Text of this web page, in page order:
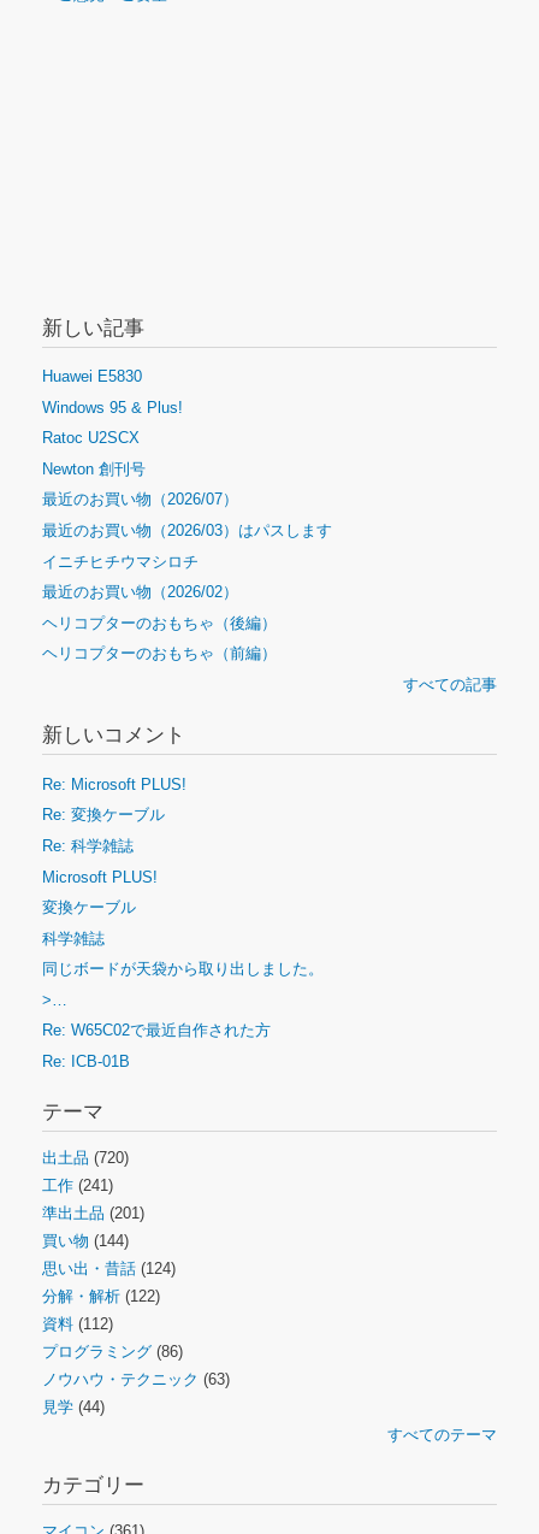
新しい記事
Huawei E5830
Windows 95 & Plus!
Ratoc U2SCX
Newton 創刊号
最近のお買い物（2026/07）
最近のお買い物（2026/03）はパスします
イニチヒチウマシロチ
最近のお買い物（2026/02）
ヘリコプターのおもちゃ（後編）
ヘリコプターのおもちゃ（前編）
すべての記事
新しいコメント
Re: Microsoft PLUS!
Re: 変換ケーブル
Re: 科学雑誌
Microsoft PLUS!
変換ケーブル
科学雑誌
同じボードが天袋から取り出しました。
>…
Re: W65C02で最近自作された方
Re: ICB-01B
テーマ
出土品 (720)
工作 (241)
準出土品 (201)
買い物 (144)
思い出・昔話 (124)
分解・解析 (122)
資料 (112)
プログラミング (86)
ノウハウ・テクニック (63)
見学 (44)
すべてのテーマ
カテゴリー